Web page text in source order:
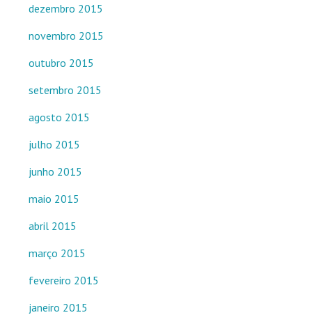
dezembro 2015
novembro 2015
outubro 2015
setembro 2015
agosto 2015
julho 2015
junho 2015
maio 2015
abril 2015
março 2015
fevereiro 2015
janeiro 2015